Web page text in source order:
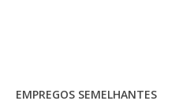
EMPREGOS SEMELHANTES